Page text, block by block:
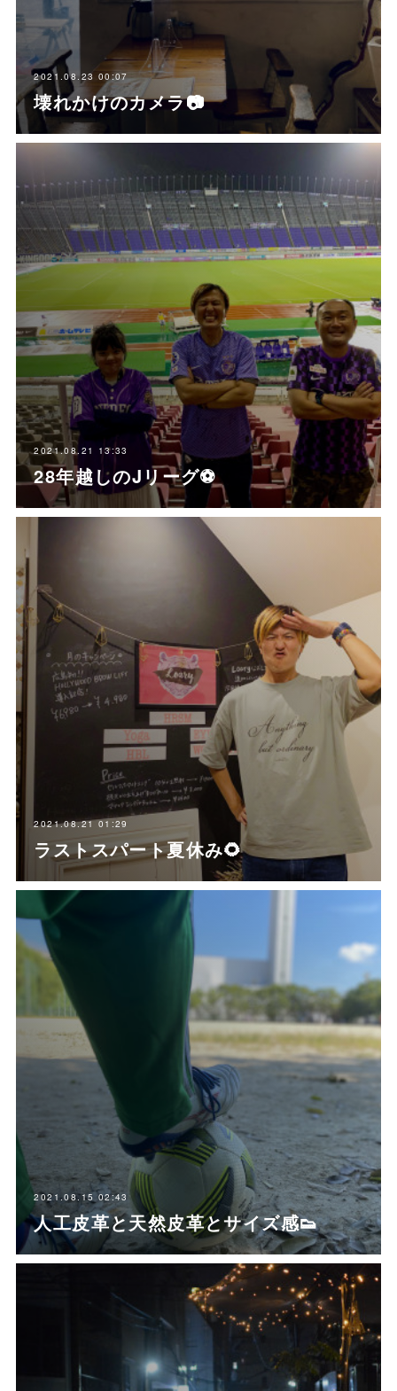
2021.08.23 00:07
壊れかけのカメラ📷
2021.08.21 13:33
28年越しのJリーグ⚽️
2021.08.21 01:29
ラストスパート夏休み🌻
2021.08.15 02:43
人工皮革と天然皮革とサイズ感👟